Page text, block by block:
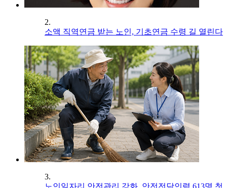
2.
소액 직역연금 받는 노인, 기초연금 수령 길 열린다
3.